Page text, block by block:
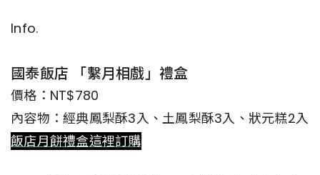
Info.
國泰飯店 「繫月相戲」禮盒
價格：NT$780
內容物：經典鳳梨酥3入、土鳳梨酥3入、狀元糕2入
飯店月餅禮盒這裡訂購